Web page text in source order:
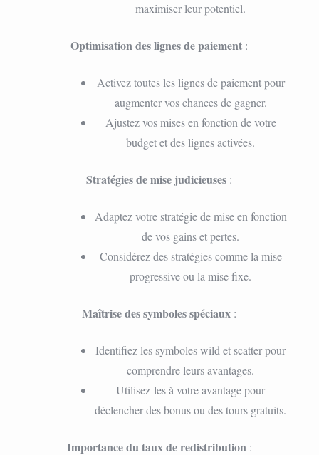
maximiser leur potentiel.
Optimisation des lignes de paiement :
Activez toutes les lignes de paiement pour
augmenter vos chances de gagner.
Ajustez vos mises en fonction de votre
budget et des lignes activées.
Stratégies de mise judicieuses :
Adaptez votre stratégie de mise en fonction
de vos gains et pertes.
Considérez des stratégies comme la mise
progressive ou la mise fixe.
Maîtrise des symboles spéciaux :
Identifiez les symboles wild et scatter pour
comprendre leurs avantages.
Utilisez-les à votre avantage pour
déclencher des bonus ou des tours gratuits.
Importance du taux de redistribution :